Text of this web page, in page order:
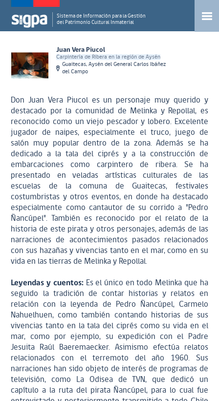
Sistema de Información para la Gestión
del Patrimonio Cultural Inmaterial
Juan Vera Piucol
Carpintería de Ribera en la región de Aysén
Guaitecas, Aysén del General Carlos Ibáñez
del Campo
Don Juan Vera Piucol es un personaje muy querido y
destacado por la comunidad de Melinka y Repollal, es
reconocido como un viejo pescador y lobero. Excelente
jugador de naipes, especialmente el truco, juego de
salón muy popular dentro de la zona. Además se ha
dedicado a la tala del ciprés y a la construcción de
embarcaciones como carpintero de ribera. Se ha
presentado en veladas artísticas culturales de las
escuelas de la comuna de Guaitecas, festivales
costumbristas y otros eventos, en donde ha destacado
especialmente como cantautor de su corrido a "Pedro
Ñancúpel". También es reconocido por el relato de la
historia de este pirata y otros personajes, además de las
narraciones de acontecimientos pasados relacionados
con sus hazañas y vivencias tanto en el mar, como en su
vida en las tierras de Melinka y Repollal.
Leyendas y cuentos: Es el único en todo Melinka que ha
seguido la tradición de contar historias y relatos en
relación con la leyenda de Pedro Ñancúpel, Carmelo
Nahuelhuen, como también contando historias de sus
vivencias tanto en la tala del ciprés como su vida en el
mar, como por ejemplo, su expedición con el Padre
Jesuita Raúl Baeremaecker. Asimismo efectúa relatos
relacionados con el terremoto del año 1960. Sus
narraciones han sido objeto de interés de programas de
televisión, como La Odisea de TVN, que dedicó un
capítulo a la ruta del pirata Ñancúpel, para lo cual fue